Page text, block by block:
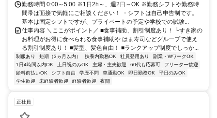
勤務時間 0:00～5:00 ※1日2h～、週2日～OK ※勤務シフトや勤務時
間帯は面接で気軽にご相談ください！ ・シフトは自己申告制です。
基本は固定シフトですが、プライベートの予定や学校での試験...
仕事内容 ＼ここがポイント／ ■食事補助、割引制度あり！ └すき家の
お料理がお得に食べられる食事補助や はま寿司などグループで使え
る割引制度あり！ ■髪型、髪色自由！ ■ランクアップ制度でしっか...
制服あり 短期（3ヵ月以内） 扶養内勤務OK 社員登用あり
副業・WワークOK
1日4時間以内OK
土日祝のみOK 主婦・主夫歓迎 60代も応募可
フリーター歓迎
給料前払いOK
シフト自由 学歴不問 車通勤OK 即日勤務OK
平日のみOK
学生歓迎
未経験者歓迎 経験者歓迎 夜間
正社員